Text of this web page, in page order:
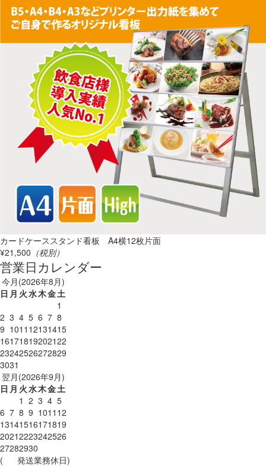
カードケーススタンド看板 A4横12枚片面
¥21,500 （税別）
営業日カレンダー
今月(2026年8月)
日 月 火水木金土
1
2 3 4 5 6 7 8
9 1011 12131415
16171819202122
23242526272829
3031
翌月(2026年9月)
日 月 火水木金土
1 2 3 4 5
6 7 8 9 1011 12
13141516171819
20212223242526
27282930
(
発送業務休日)